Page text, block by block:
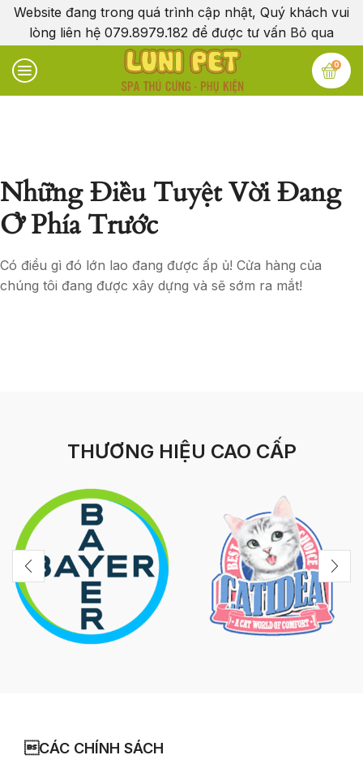
Website đang trong quá trình cập nhật, Quý khách vui
lòng liên hệ 079.8979.182 để được tư vấn Bỏ qua
0
Những Điều Tuyệt Vời Đang
Ở Phía Trước
Có điều gì đó lớn lao đang được ấp ủ! Cửa hàng của
chúng tôi đang được xây dựng và sẽ sớm ra mắt!
THƯƠNG HIỆU CAO CẤP
CÁC CHÍNH SÁCH